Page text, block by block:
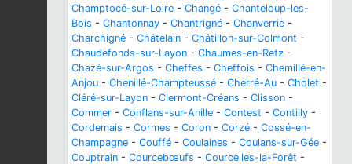
Champtocé-sur-Loire - Changé - Chanteloup-les-
Bois - Chantonnay - Chantrigné - Chanverrie -
Charchigné - Châtelain - Châtillon-sur-Colmont -
Chaudefonds-sur-Layon - Chaumes-en-Retz -
Chazé-sur-Argos - Cheffes - Cheffois - Chemillé-en-
Anjou - Chenillé-Champteussé - Cherré-Au - Cholet -
Cléré-sur-Layon - Clermont-Créans - Clisson -
Commer - Conflans-sur-Anille - Contest - Contilly -
Cordemais - Cormes - Coron - Corzé - Cossé-en-
Champagne - Couffé - Coulaines - Coulans-sur-Gée -
Couptrain - Courcebœufs - Courcelles-la-Forêt -